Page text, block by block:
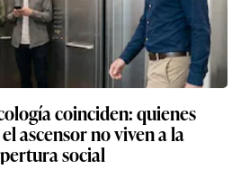
coinciden: quienes
ascensor no viven a la
social